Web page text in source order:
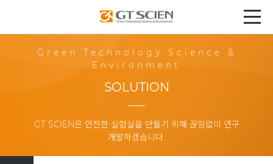
Green Technology Science &
Environment
SOLUTION
GT SCIEN은 안전한 실험실을 만들기 위해 끊임없이 연구
개발하겠습니다.